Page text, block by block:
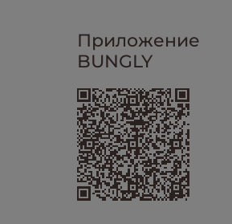
Приложение
BUNGLY